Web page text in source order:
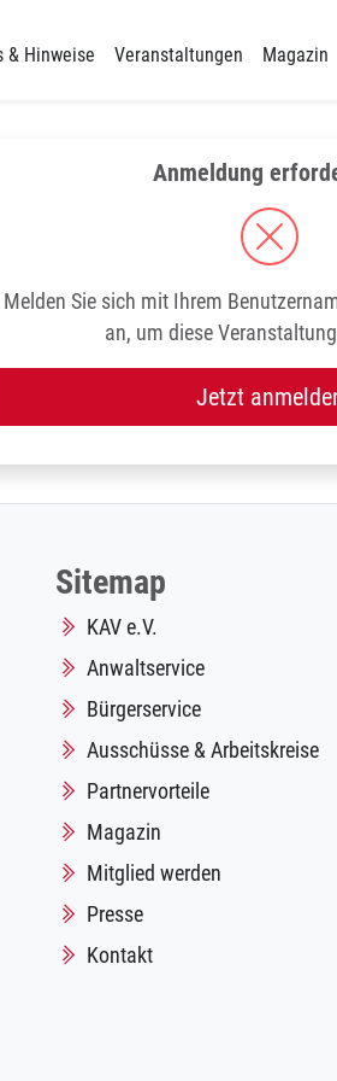
& Hinweise Veranstaltungen Magazin
Anmeldung
Melden Sie sich mit Ihrem
an, um diese
Jetzt
Sitemap
KAV e.V.
Anwaltservice
Bürgerservice
Ausschüsse & Arbeitskreise
Partnervorteile
Magazin
Mitglied werden
Presse
Kontakt